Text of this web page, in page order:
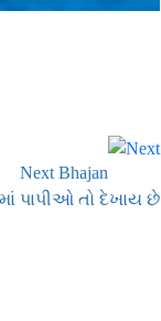
Next Bhajan
પાપીઓ તો દેખાય છે